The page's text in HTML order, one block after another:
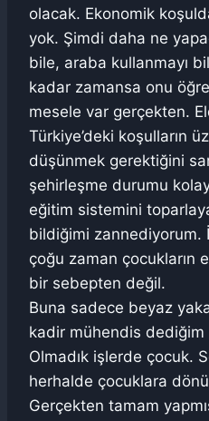
olacak. Ekonomik
yok. Şimdi daha ne
bile, araba kullanmayı
kadar zamansa onu
mesele var gerçekten.
Türkiye’deki koşulların
düşünmek gerektiğini
şehirleşme durumu
eğitim sistemini
bildiğimi zannediyorum.
çoğu zaman çocukların
bir sebepten değil.
Buna sadece beyaz
kadir mühendis dediğim
Olmadık işlerde çocuk.
herhalde çocuklara
Gerçekten tamam